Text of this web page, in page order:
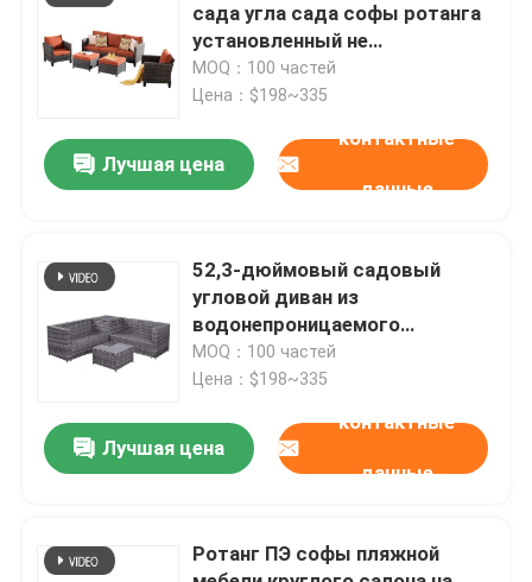
О нас
Контроль качества
Свяжитесь с нами
Новости
Случаи
Офисные рабочие столы
сада угла сада софы ротанга
установленный не
токсический
MOQ：100 частей
Цена：$198~335
Лучшая цена
контактные
данные
52,3-дюймовый садовый
угловой диван из
водонепроницаемого
полиэстера
MOQ：100 частей
Цена：$198~335
Лучшая цена
контактные
данные
Ротанг ПЭ софы пляжной